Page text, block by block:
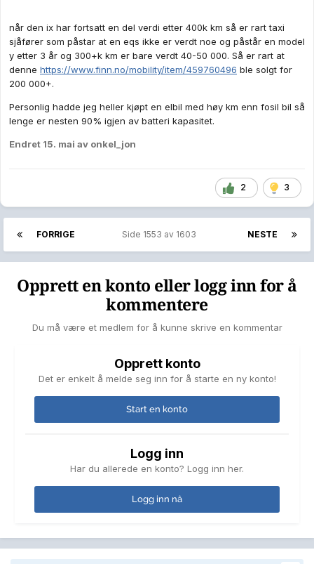
når den ix har fortsatt en del verdi etter 400k km så er rart taxi
sjåfører som påstar at en eqs ikke er verdt noe og påstår en model
y etter 3 år og 300+k km er bare verdt 40-50 000. Så er rart at
denne https://www.finn.no/mobility/item/459760496 ble solgt for
200 000+.
Personlig hadde jeg heller kjøpt en elbil med høy km enn fosil bil så
lenge er nesten 90% igjen av batteri kapasitet.
Endret 15. mai av onkel_jon
2 3
FORRIGE NESTE
Side 1553 av 1603
Opprett en konto eller logg inn for å
kommentere
Du må være et medlem for å kunne skrive en kommentar
Opprett konto
Det er enkelt å melde seg inn for å starte en ny konto!
Start en konto
Logg inn
Har du allerede en konto? Logg inn her.
Logg inn nå